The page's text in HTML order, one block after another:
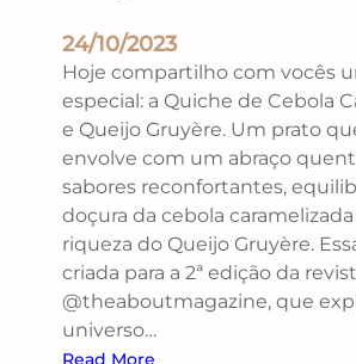
24/10/2023
Hoje compartilho com vocês
especial: a Quiche de Cebola
e Queijo Gruyère. Um prato
envolve com um abraço
sabores reconfortantes,
doçura da cebola
riqueza do Queijo Gruyère.
criada para a 2ª edição da
@theaboutmagazine, que
universo…
Read More